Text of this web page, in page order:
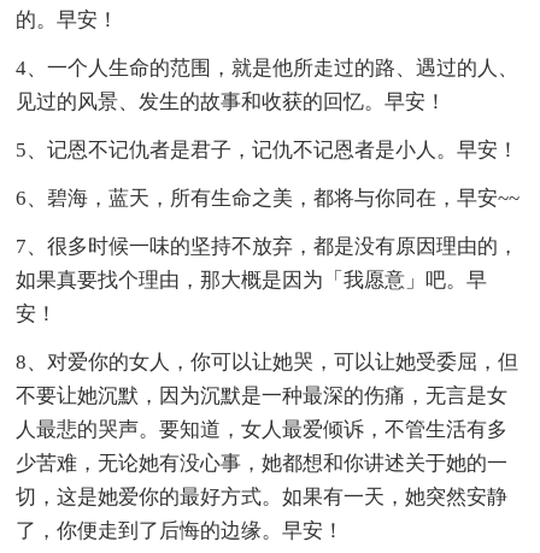
的。早安！
4、一个人生命的范围，就是他所走过的路、遇过的人、
见过的风景、发生的故事和收获的回忆。早安！
5、记恩不记仇者是君子，记仇不记恩者是小人。早安！
6、碧海，蓝天，所有生命之美，都将与你同在，早安~~
7、很多时候一味的坚持不放弃，都是没有原因理由的，
如果真要找个理由，那大概是因为「我愿意」吧。早
安！
8、对爱你的女人，你可以让她哭，可以让她受委屈，但
不要让她沉默，因为沉默是一种最深的伤痛，无言是女
人最悲的哭声。要知道，女人最爱倾诉，不管生活有多
少苦难，无论她有没心事，她都想和你讲述关于她的一
切，这是她爱你的最好方式。如果有一天，她突然安静
了，你便走到了后悔的边缘。早安！